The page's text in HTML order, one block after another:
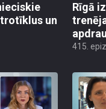
un
Rīgā
415.